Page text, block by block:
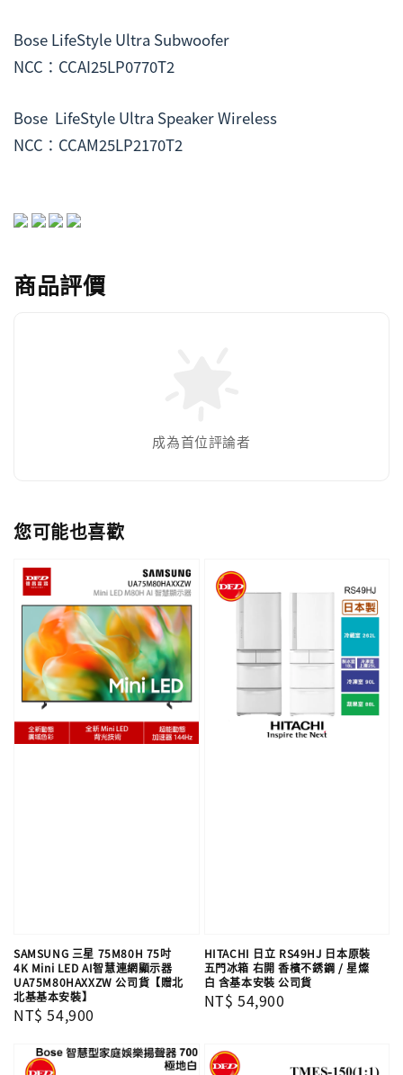
Bose LifeStyle Ultra Subwoofer
NCC：CCAI25LP0770T2
Bose  LifeStyle Ultra Speaker Wireless
NCC：CCAM25LP2170T2
商品評價
成為首位評論者
您可能也喜歡
SAMSUNG 三星 75M80H 75吋
4K Mini LED AI智慧連網顯示器
UA75M80HAXXZW 公司貨【贈北
北基基本安裝】
Regular
NT$ 54,900
HITACHI 日立 RS49HJ 日本原裝
五門冰箱 右開 香檳不銹鋼 / 星燦
白 含基本安裝 公司貨
Regular
NT$ 54,900